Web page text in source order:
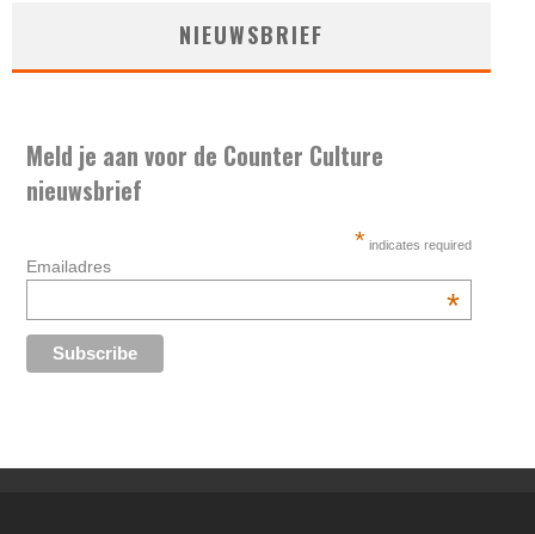
NIEUWSBRIEF
Meld je aan voor de Counter Culture
nieuwsbrief
* indicates required
Emailadres
*